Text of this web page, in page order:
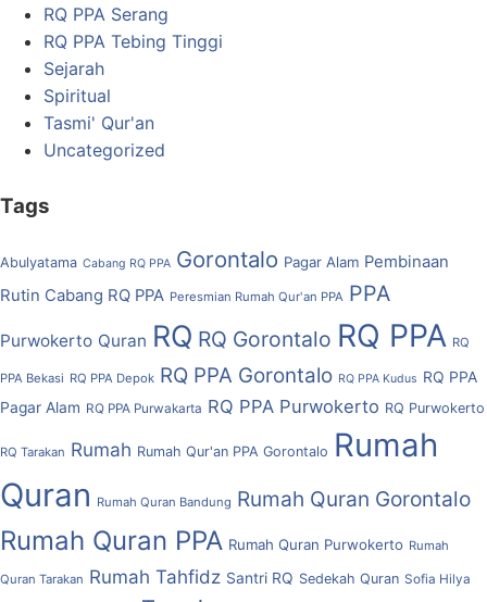
RQ PPA Serang
RQ PPA Tebing Tinggi
Sejarah
Spiritual
Tasmi' Qur'an
Uncategorized
Tags
Abulyatama Cabang RQ PPA Gorontalo Pagar Alam Pembinaan
Rutin Cabang RQ PPA Peresmian Rumah Qur'an PPA PPA
Purwokerto Quran RQ RQ Gorontalo RQ PPA RQ
PPA Bekasi RQ PPA Depok RQ PPA Gorontalo RQ PPA Kudus RQ PPA
Pagar Alam RQ PPA Purwakarta RQ PPA Purwokerto RQ Purwokerto
RQ Tarakan Rumah Rumah Qur'an PPA Gorontalo Rumah
Quran Rumah Quran Bandung Rumah Quran Gorontalo
Rumah Quran PPA Rumah Quran Purwokerto Rumah
Quran Tarakan Rumah Tahfidz Santri RQ Sedekah Quran Sofia Hilya